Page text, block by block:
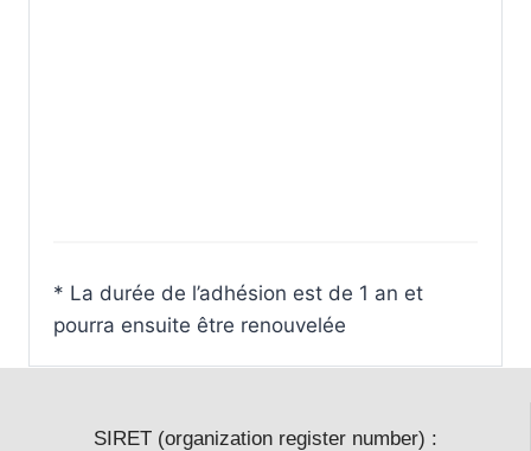
* La durée de l’adhésion est de 1 an et
pourra ensuite être renouvelée
SIRET (organization register number) :